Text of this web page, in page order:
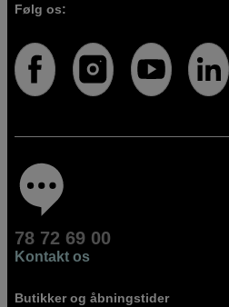
Følg os:
78 72 69 00
Kontakt os
Butikker og åbningstider